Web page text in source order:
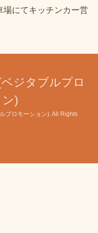
にてキッチンカー営
ジタブルプロ
)
プロモーション) . All Rights